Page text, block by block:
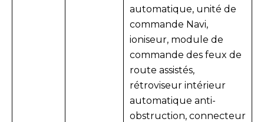
automatique, unité de
commande Navi,
ioniseur, module de
commande des feux de
route assistés,
rétroviseur intérieur
automatique anti-
obstruction, connecteur